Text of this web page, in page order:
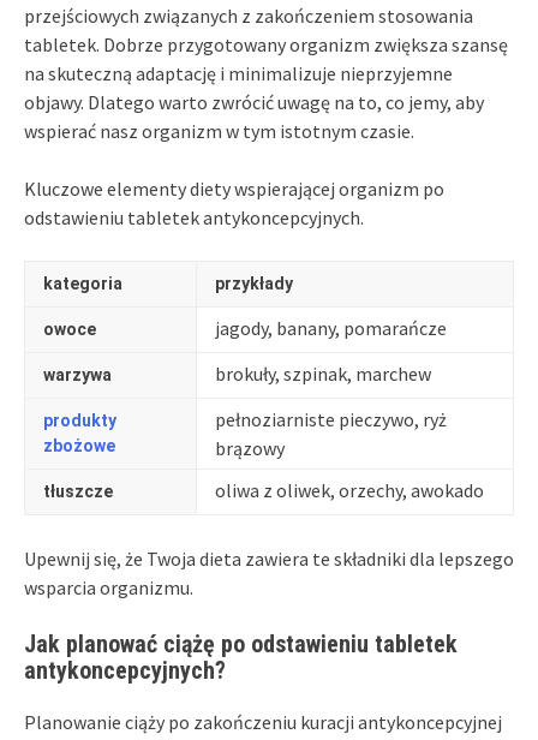
przejściowych związanych z zakończeniem stosowania
tabletek. Dobrze przygotowany organizm zwiększa szansę
na skuteczną adaptację i minimalizuje nieprzyjemne
objawy. Dlatego warto zwrócić uwagę na to, co jemy, aby
wspierać nasz organizm w tym istotnym czasie.
Kluczowe elementy diety wspierającej organizm po
odstawieniu tabletek antykoncepcyjnych.
kategoria przykłady
owoce jagody, banany, pomarańcze
warzywa brokuły, szpinak, marchew
produkty
zbożowe
pełnoziarniste pieczywo, ryż
brązowy
tłuszcze oliwa z oliwek, orzechy, awokado
Upewnij się, że Twoja dieta zawiera te składniki dla lepszego
wsparcia organizmu.
Jak planować ciążę po odstawieniu tabletek
antykoncepcyjnych?
Planowanie ciąży po zakończeniu kuracji antykoncepcyjnej